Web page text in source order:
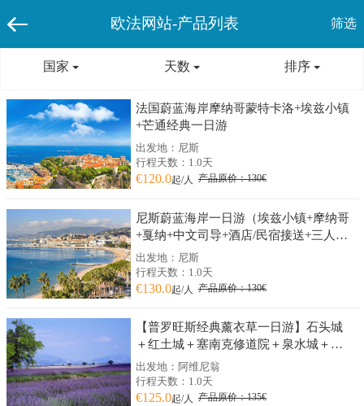
欧法网站-产品列表 筛选
国家 天数 排序
法国蔚蓝海岸摩纳哥蒙特卡洛+埃兹小镇
+芒通经典一日游
出发地：尼斯
行程天数：1.0天
€120.0起/人 产品原价：130€
尼斯蔚蓝海岸一日游（埃兹小镇+摩纳哥
+戛纳+中文司导+酒店/民宿接送+三人成
团）
出发地：尼斯
行程天数：1.0天
€130.0起/人 产品原价：130€
【普罗旺斯经典薰衣草一日游】石头城
＋红土城＋塞南克修道院＋泉水城＋索
村薰衣草（阿维尼翁往返）
出发地：阿维尼翁
行程天数：1.0天
€125.0起/人 产品原价：135€